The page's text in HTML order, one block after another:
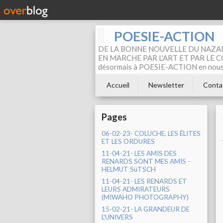
POESIE-ACTION
DE LA BONNE NOUVELLE DU
EN MARCHE PAR L'ART ET PAR LE
désormais à POESIE-ACTION en
Accueil Newsletter
Pages
06-02-23- COLUCHE, LES ÉLITES
ET LES ORDURES
11-04-21- LES AMIS DES
RENARDS SONT MES AMIS -
HELMUT SüTSCH
11-04-21- LES RENARDS ET
LEURS ADMIRATEURS
(MIWAHO PHOTOGRAPHY)
15-02-21- LA GRANDEUR DE
L'UNIVERS